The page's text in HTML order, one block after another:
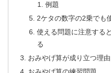
例題
2ケタの数字の2乗でも
使える問題に注意する
る
おみやげ算が成り立つ理由
おみやげ算の練習問題